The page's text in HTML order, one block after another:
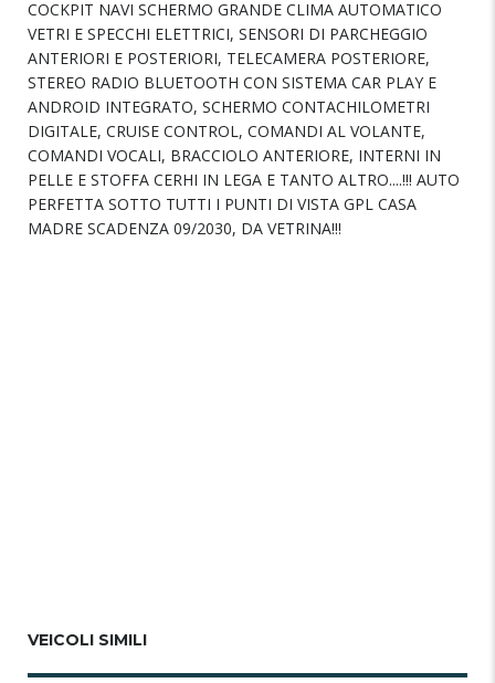
COCKPIT NAVI SCHERMO GRANDE CLIMA AUTOMATICO
VETRI E SPECCHI ELETTRICI, SENSORI DI PARCHEGGIO
ANTERIORI E POSTERIORI, TELECAMERA POSTERIORE,
STEREO RADIO BLUETOOTH CON SISTEMA CAR PLAY E
ANDROID INTEGRATO, SCHERMO CONTACHILOMETRI
DIGITALE, CRUISE CONTROL, COMANDI AL VOLANTE,
COMANDI VOCALI, BRACCIOLO ANTERIORE, INTERNI IN
PELLE E STOFFA CERHI IN LEGA E TANTO ALTRO....!!! AUTO
PERFETTA SOTTO TUTTI I PUNTI DI VISTA GPL CASA
MADRE SCADENZA 09/2030, DA VETRINA!!!
VEICOLI SIMILI